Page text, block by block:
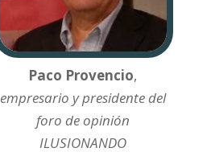
Paco Provencio,
empresario y presidente del
foro de opinión
ILUSIONANDO